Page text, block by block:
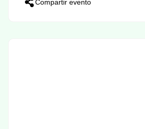
Compartir evento